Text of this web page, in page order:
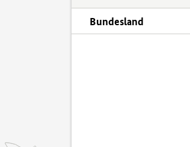
Bundesland